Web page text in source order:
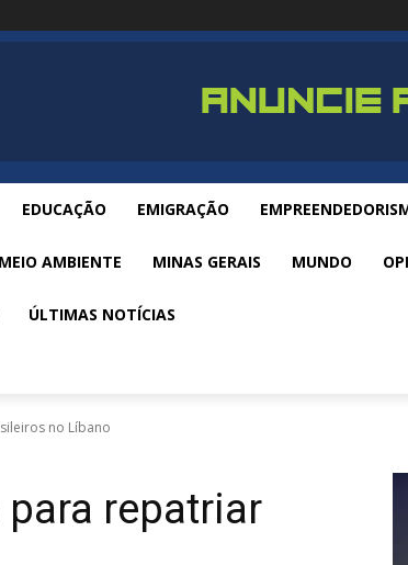
EDUCAÇÃO EMIGRAÇÃO
MEIO AMBIENTE MINAS GERAIS MUNDO
ÚLTIMAS NOTÍCIAS
no Líbano
repatriar